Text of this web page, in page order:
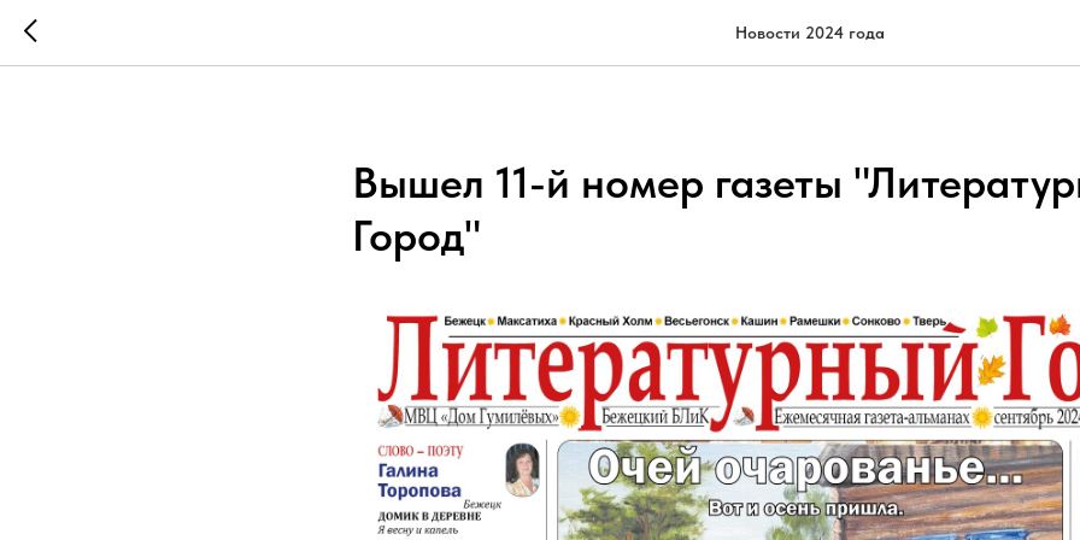
Новости 2024 года
Вышел 11-й номер газеты
Город"